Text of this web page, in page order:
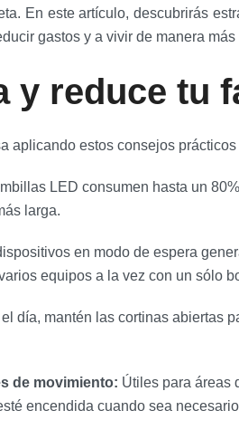
En este artículo, descubrirás
gastos y a vivir de manera
y reduce tu
aplicando estos consejos
LED consumen hasta un
larga.
en modo de espera
equipos a la vez con un sólo
día, mantén las cortinas abiertas
de movimiento: Útiles para áreas
encendida cuando sea